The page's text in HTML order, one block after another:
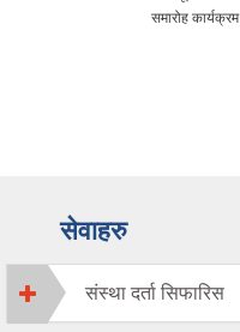
समारोह कार्यक्रम
सेवाहरु
संस्था दर्ता सिफारिस